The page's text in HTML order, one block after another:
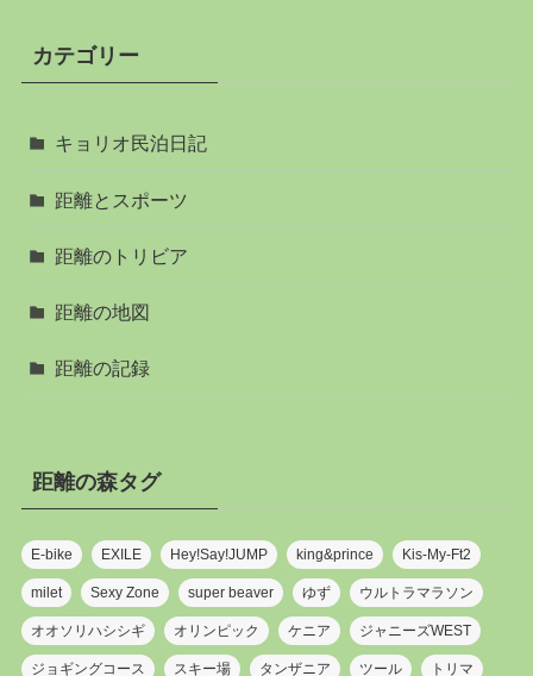
カテゴリー
キョリオ民泊日記
距離とスポーツ
距離のトリビア
距離の地図
距離の記録
距離の森タグ
E-bike EXILE Hey!Say!JUMP king&prince Kis-My-Ft2
milet Sexy Zone super beaver ゆず ウルトラマラソン
オオソリハシシギ オリンピック ケニア ジャニーズWEST
ジョギングコース スキー場 タンザニア ツール トリマ